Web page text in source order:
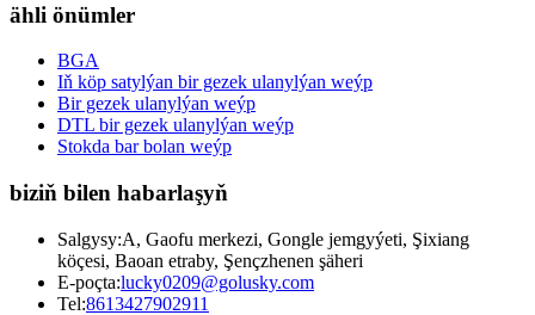
ähli önümler
BGA
Iň köp satylýan bir gezek ulanylýan weýp
Bir gezek ulanylýan weýp
DTL bir gezek ulanylýan weýp
Stokda bar bolan weýp
biziň bilen habarlaşyň
Salgysy:A, Gaofu merkezi, Gongle jemgyýeti, Şixiang
köçesi, Baoan etraby, Şençzhenen şäheri
E-poçta:lucky0209@golusky.com
Tel:8613427902911